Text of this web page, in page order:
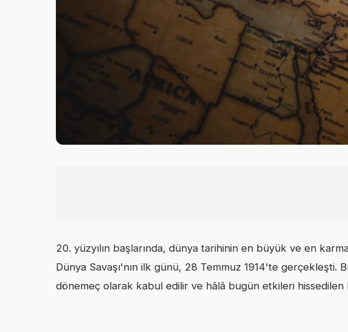
20. yüzyılın başlarında, dünya tarihinin en büyük ve en
Dünya Savaşı'nın ilk günü, 28 Temmuz 1914'te gerçekleşti.
dönemeç olarak kabul edilir ve hâlâ bugün etkileri hissedilen